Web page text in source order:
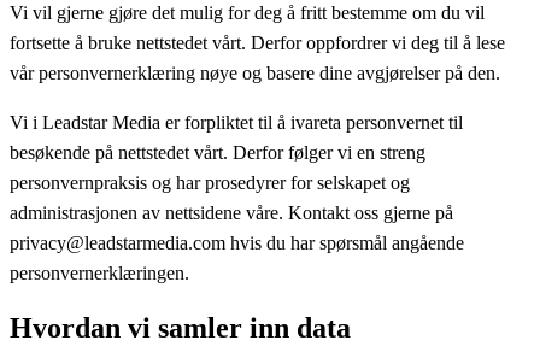
Vi vil gjerne gjøre det mulig for deg å fritt bestemme om du vil
fortsette å bruke nettstedet vårt. Derfor oppfordrer vi deg til å lese
vår personvernerklæring nøye og basere dine avgjørelser på den.
Vi i Leadstar Media er forpliktet til å ivareta personvernet til
besøkende på nettstedet vårt. Derfor følger vi en streng
personvernpraksis og har prosedyrer for selskapet og
administrasjonen av nettsidene våre. Kontakt oss gjerne på
privacy@leadstarmedia.com hvis du har spørsmål angående
personvernerklæringen.
Hvordan vi samler inn data